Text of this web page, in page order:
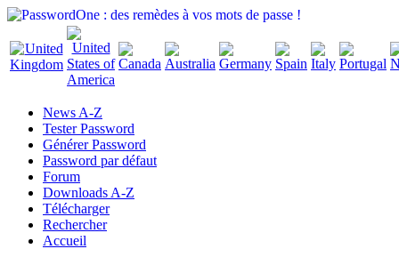
News A-Z
Tester Password
Générer Password
Password par défaut
Forum
Downloads A-Z
Télécharger
Rechercher
Accueil